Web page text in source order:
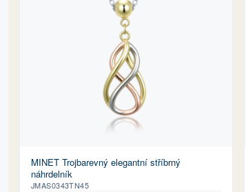
MINET Trojbarevný elegantní stříbrný
náhrdelník
JMAS0343TN45